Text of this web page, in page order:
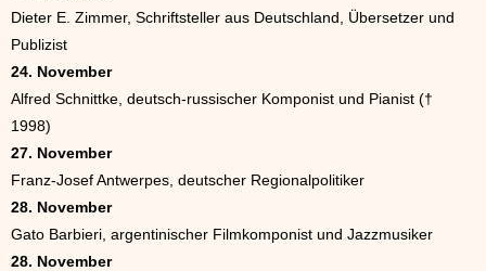
Dieter E. Zimmer, Schriftsteller aus Deutschland, Übersetzer und
Publizist
24. November
Alfred Schnittke, deutsch-russischer Komponist und Pianist (†
1998)
27. November
Franz-Josef Antwerpes, deutscher Regionalpolitiker
28. November
Gato Barbieri, argentinischer Filmkomponist und Jazzmusiker
28. November